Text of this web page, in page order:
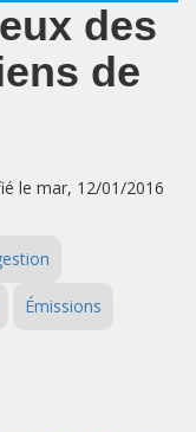
des
de
le mar, 12/01/2016
Émissions